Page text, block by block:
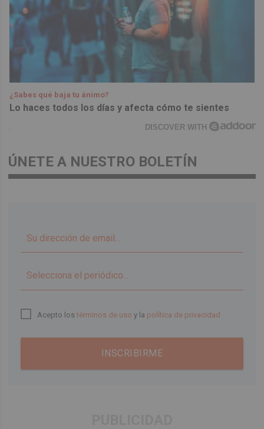
¿Sabes qué baja tu ánimo?
Lo haces todos los días y afecta cómo te sientes
DISCOVER WITH
ÚNETE A NUESTRO BOLETÍN
Acepto lostérminos de uso y la política de privacidad
INSCRIBIRME